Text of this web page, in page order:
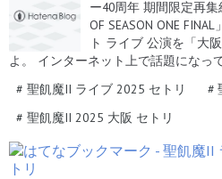
ー40周年 期間限定再集
OF SEASON ONE
ト ライブ 公演を「大
よ。 インターネット上で話題になっ
# 聖飢魔II ライブ 2025 セトリ #
# 聖飢魔II 2025 大阪 セトリ